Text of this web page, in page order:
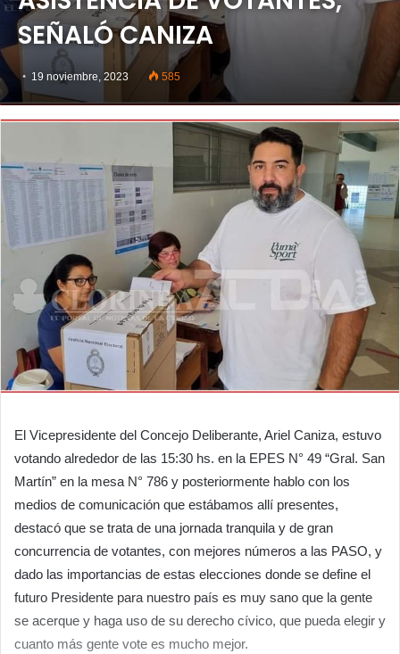
SEÑALÓ CANIZA
19 noviembre, 2023 585
El Vicepresidente del Concejo Deliberante, Ariel Caniza, estuvo
votando alrededor de las 15:30 hs. en la EPES N° 49 “Gral. San
Martín” en la mesa N° 786 y posteriormente hablo con los
medios de comunicación que estábamos allí presentes,
destacó que se trata de una jornada tranquila y de gran
concurrencia de votantes, con mejores números a las PASO, y
dado las importancias de estas elecciones donde se define el
futuro Presidente para nuestro país es muy sano que la gente
se acerque y haga uso de su derecho cívico, que pueda elegir y
cuanto más gente vote es mucho mejor.